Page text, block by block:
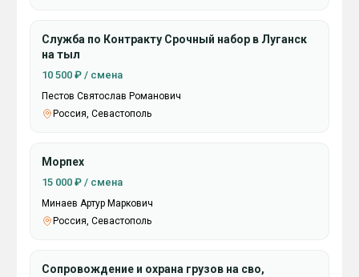
Служба по Контракту Срочный набор в Луганск
на тыл
10 500 ₽ / смена
Пестов Святослав Романович
Россия, Севастополь
Морпех
15 000 ₽ / смена
Минаев Артур Маркович
Россия, Севастополь
Сопровождение и охрана грузов на сво,